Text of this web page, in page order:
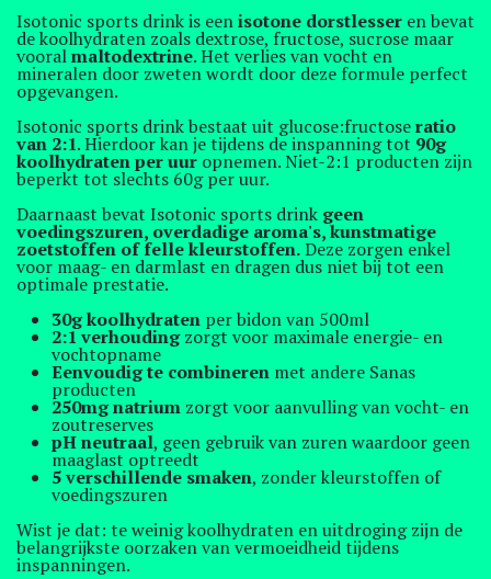
Isotonic sports drink is eenisotone dorstlesser en bevat
de koolhydraten zoals dextrose, fructose, sucrose maar
vooralmaltodextrine. Het verlies van vocht en
mineralen door zweten wordt door deze formule perfect
opgevangen.
Isotonic sports drink bestaat uit glucose:fructoseratio
van 2:1. Hierdoor kan je tijdens de inspanning tot 90g
koolhydraten per uur opnemen. Niet-2:1 producten zijn
beperkt tot slechts 60g per uur.
Daarnaast bevat Isotonic sports drink geen
voedingszuren, overdadige aroma's, kunstmatige
zoetstoffen of felle kleurstoffen.Deze zorgen enkel
voor maag- en darmlast en dragen dus niet bij tot een
optimale prestatie.
30g koolhydraten per bidon van 500ml
2:1 verhoudingzorgt voor maximale energie- en
vochtopname
Eenvoudig te combineren met andere Sanas
producten
250mg natrium zorgt voor aanvulling van vocht- en
zoutreserves
pH neutraal, geen gebruik van zuren waardoor geen
maaglast optreedt
5 verschillende smaken, zonder kleurstoffen of
voedingszuren
Wist je dat: te weinig koolhydraten en uitdroging zijn de
belangrijkste oorzaken van vermoeidheid tijdens
inspanningen.